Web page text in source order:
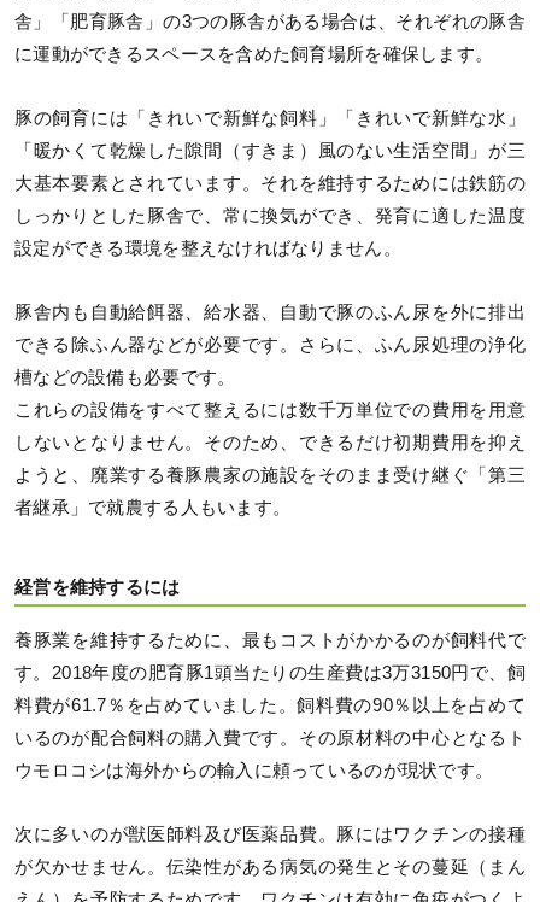
舎」「肥育豚舎」の3つの豚舎がある場合は、それぞれの豚舎
に運動ができるスペースを含めた飼育場所を確保します。
豚の飼育には「きれいで新鮮な飼料」「きれいで新鮮な水」
「暖かくて乾燥した隙間（すきま）風のない生活空間」が三
大基本要素とされています。それを維持するためには鉄筋の
しっかりとした豚舎で、常に換気ができ、発育に適した温度
設定ができる環境を整えなければなりません。
豚舎内も自動給餌器、給水器、自動で豚のふん尿を外に排出
できる除ふん器などが必要です。さらに、ふん尿処理の浄化
槽などの設備も必要です。
これらの設備をすべて整えるには数千万単位での費用を用意
しないとなりません。そのため、できるだけ初期費用を抑え
ようと、廃業する養豚農家の施設をそのまま受け継ぐ「第三
者継承」で就農する人もいます。
経営を維持するには
養豚業を維持するために、最もコストがかかるのが飼料代で
す。2018年度の肥育豚1頭当たりの生産費は3万3150円で、飼
料費が61.7％を占めていました。飼料費の90％以上を占めて
いるのが配合飼料の購入費です。その原材料の中心となるト
ウモロコシは海外からの輸入に頼っているのが現状です。
次に多いのが獣医師料及び医薬品費。豚にはワクチンの接種
が欠かせません。伝染性がある病気の発生とその蔓延（まん